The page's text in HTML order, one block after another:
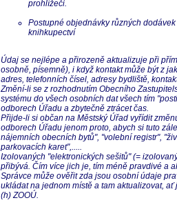
prohlížeči.
Postupné objednávky různých
knihkupectví
Údaj se nejlépe a přirozeně aktualizuje při
osobně, písemně), i když kontakt může být z
adres, telefonních čísel, adresy bydliště,
Změní-li se z rozhodnutím Obecního
systému do všech osobních dat všech tím
odborech Úřadu a zbytečně ztrácet čas.
Přijde-li si občan na Městský Úřad vyřídit
odborech Úřadu jenom proto, abych si tuto
nájemních obecních bytů", "volební registr",
parkovacích karet",.....
Izolovaných "elektronických sešitů" (=
přibývá. Čím více jich je, tím méně pravdivé a
Správce může ověřit zda jsou osobní údaje
ukládat na jednom místě a tam aktualizovat,
(h) ZOOÚ.